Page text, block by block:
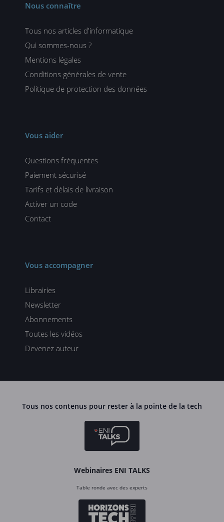
Nous connaître
Tous nos articles d'informatique
Qui sommes-nous ?
Mentions légales
Conditions générales de vente
Politique de protection des données
Vous aider
Questions fréquentes
Paiement sécurisé
Tarifs et délais de livraison
Activer un code
Contact
Vous accompagner
Librairies
Newsletter
Abonnements
Toutes les vidéos
Devenez auteur
Tous nos contenus pour rester à la pointe de la tech
Webinaires ENI TALKS
Table ronde avec des experts